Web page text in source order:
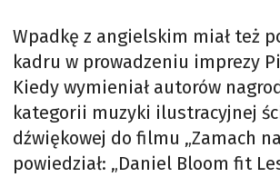
Wpadkę z angielskim miał też
kadru w prowadzeniu imprezy
Kiedy wymieniał autorów
kategorii muzyki ilustracyjnej
dźwiękowej do filmu „Zamach
powiedział: „Daniel Bloom fit